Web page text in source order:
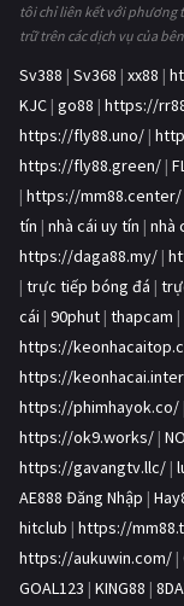
tôi chỉ liên kết với phương
trữ trên các dịch vụ của
Sv388 | Sv368 | xx88 |
KJC | go88 | https://
https://fly88.uno/ |
https://fly88.green/ |
| https://mm88.center/
tín | nhà cái uy tín | nhà
https://daga88.my/ |
| trực tiếp bóng đá |
cái | 90phut | thapcam |
https://
https://
https://phimhayok.co/
https://ok9.works/ |
https://gavangtv.llc/ |
AE888 Đăng Nhập |
hitclub | https://
https://aukuwin.com/ |
GOAL123 | KING88 |